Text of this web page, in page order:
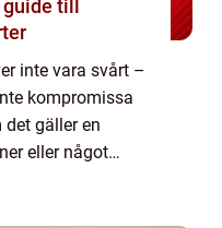
inte vara svårt –
kompromissa
det gäller en
eller något